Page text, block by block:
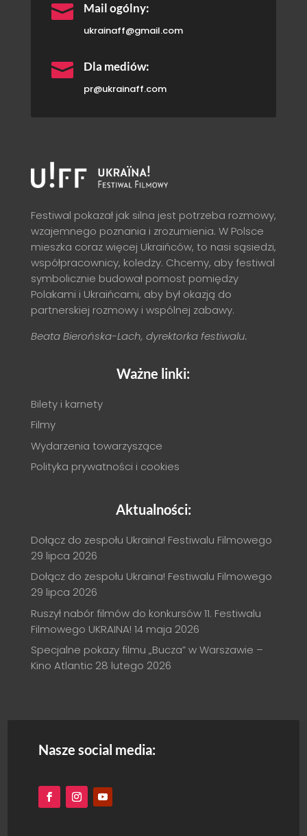
 Mail ogólny:
ukrainaff@gmail.com
 Dla mediów:
pr@ukrainaff.com
Festiwal pokazał jak silna jest potrzeba rozmowy,
wzajemnego poznania i zrozumienia. W Polsce
mieszka coraz więcej Ukraińców, to nasi sąsiedzi,
współpracownicy, koledzy. Chcemy, aby festiwal
symbolicznie budował pomost pomiędzy
Polakami i Ukraińcami, aby był okazją do
partnerskiej rozmowy i wspólnej zabawy.
Beata Bierońska-Lach, dyrektorka festiwalu.
Ważne linki:
Bilety i karnety
Filmy
Wydarzenia towarzyszące
Polityka prywatności i cookies
Aktualności:
Dołącz do zespołu Ukraina! Festiwalu Filmowego
29 lipca 2026
Dołącz do zespołu Ukraina! Festiwalu Filmowego
29 lipca 2026
Ruszył nabór filmów do konkursów 11. Festiwalu
Filmowego UKRAINA! 14 maja 2026
Specjalne pokazy filmu „Bucza” w Warszawie –
Kino Atlantic 28 lutego 2026
Nasze social media: